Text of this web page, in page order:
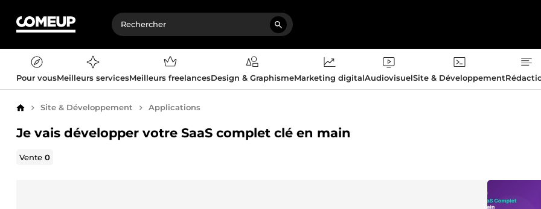
Pour vousMeilleurs servicesMeilleurs freelancesDesign & GraphismeMarketing digitalAudiovisuelSite & Développement
AccueilSite & Développement Applications
Je vais développer votre SaaS complet clé en main
Vente0